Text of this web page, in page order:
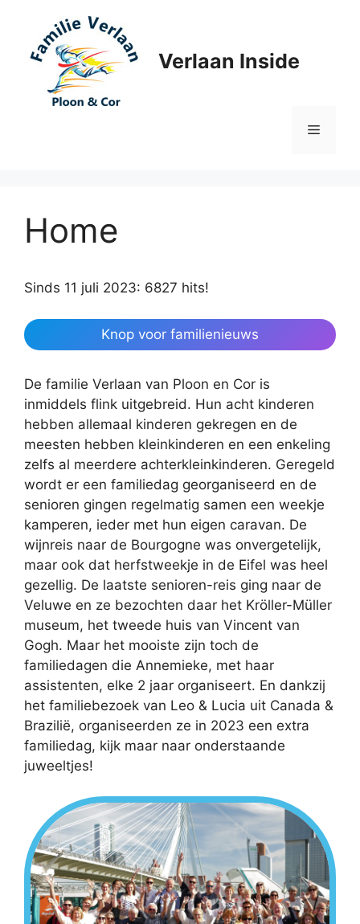
Verlaan Inside
Menu
Home
Sinds 11 juli 2023: 6827 hits!
Knop voor familienieuws
De familie Verlaan van Ploon en Cor is
inmiddels flink uitgebreid. Hun acht kinderen
hebben allemaal kinderen gekregen en de
meesten hebben kleinkinderen en een enkeling
zelfs al meerdere achterkleinkinderen. Geregeld
wordt er een familiedag georganiseerd en de
senioren gingen regelmatig samen een weekje
kamperen, ieder met hun eigen caravan. De
wijnreis naar de Bourgogne was onvergetelijk,
maar ook dat herfstweekje in de Eifel was heel
gezellig. De laatste senioren-reis ging naar de
Veluwe en ze bezochten daar het Kröller-Müller
museum, het tweede huis van Vincent van
Gogh. Maar het mooiste zijn toch de
familiedagen die Annemieke, met haar
assistenten, elke 2 jaar organiseert. En dankzij
het familiebezoek van Leo & Lucia uit Canada &
Brazilië, organiseerden ze in 2023 een extra
familiedag, kijk maar naar onderstaande
juweeltjes!